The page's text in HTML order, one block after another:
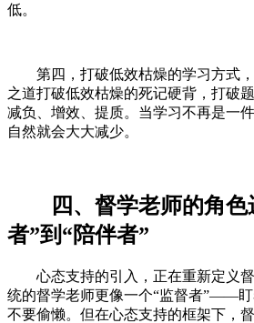
低。
第四，打破低效枯燥的学习方式
之道打破低效枯燥的死记硬背，打破
减负、增效、提质。当学习不再是一
自然就会大大减少。
四、督学老师的角
者”到“陪伴者”
心态支持的引入，正在重新定义
统的督学老师更像一个“监督者”——
不要偷懒。但在心态支持的框架下，